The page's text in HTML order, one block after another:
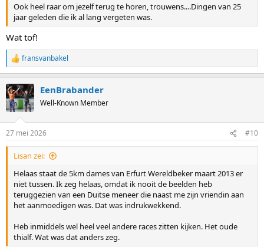
Ook heel raar om jezelf terug te horen, trouwens....Dingen van 25
jaar geleden die ik al lang vergeten was.
Wat tof!
R
e
c
t
i
s
:
fransvanbakel
EenBrabander
Well-Known Member
27 mei 2026 #10
Lisan zei:
Helaas staat de 5km dames van Erfurt Wereldbeker maart 2013 er
niet tussen. Ik zeg helaas, omdat ik nooit de beelden heb
teruggezien van een Duitse meneer die naast me zijn vriendin aan
het aanmoedigen was. Dat was indrukwekkend.
Heb inmiddels wel heel veel andere races zitten kijken. Het oude
thialf. Wat was dat anders zeg.